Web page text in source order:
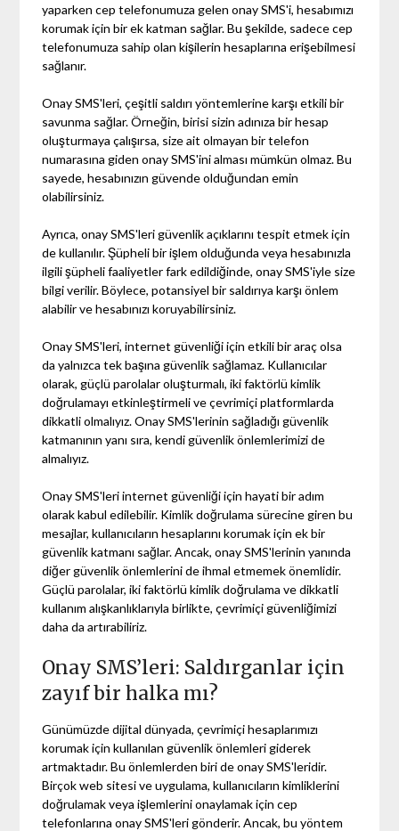
yaparken cep telefonumuza gelen onay SMS'i, hesabımızı
korumak için bir ek katman sağlar. Bu şekilde, sadece cep
telefonumuza sahip olan kişilerin hesaplarına erişebilmesi
sağlanır.
Onay SMS'leri, çeşitli saldırı yöntemlerine karşı etkili bir
savunma sağlar. Örneğin, birisi sizin adınıza bir hesap
oluşturmaya çalışırsa, size ait olmayan bir telefon
numarasına giden onay SMS'ini alması mümkün olmaz. Bu
sayede, hesabınızın güvende olduğundan emin
olabilirsiniz.
Ayrıca, onay SMS'leri güvenlik açıklarını tespit etmek için
de kullanılır. Şüpheli bir işlem olduğunda veya hesabınızla
ilgili şüpheli faaliyetler fark edildiğinde, onay SMS'iyle size
bilgi verilir. Böylece, potansiyel bir saldırıya karşı önlem
alabilir ve hesabınızı koruyabilirsiniz.
Onay SMS'leri, internet güvenliği için etkili bir araç olsa
da yalnızca tek başına güvenlik sağlamaz. Kullanıcılar
olarak, güçlü parolalar oluşturmalı, iki faktörlü kimlik
doğrulamayı etkinleştirmeli ve çevrimiçi platformlarda
dikkatli olmalıyız. Onay SMS'lerinin sağladığı güvenlik
katmanının yanı sıra, kendi güvenlik önlemlerimizi de
almalıyız.
Onay SMS'leri internet güvenliği için hayati bir adım
olarak kabul edilebilir. Kimlik doğrulama sürecine giren bu
mesajlar, kullanıcıların hesaplarını korumak için ek bir
güvenlik katmanı sağlar. Ancak, onay SMS'lerinin yanında
diğer güvenlik önlemlerini de ihmal etmemek önemlidir.
Güçlü parolalar, iki faktörlü kimlik doğrulama ve dikkatli
kullanım alışkanlıklarıyla birlikte, çevrimiçi güvenliğimizi
daha da artırabiliriz.
Onay SMS’leri: Saldırganlar için
zayıf bir halka mı?
Günümüzde dijital dünyada, çevrimiçi hesaplarımızı
korumak için kullanılan güvenlik önlemleri giderek
artmaktadır. Bu önlemlerden biri de onay SMS'leridir.
Birçok web sitesi ve uygulama, kullanıcıların kimliklerini
doğrulamak veya işlemlerini onaylamak için cep
telefonlarına onay SMS'leri gönderir. Ancak, bu yöntem